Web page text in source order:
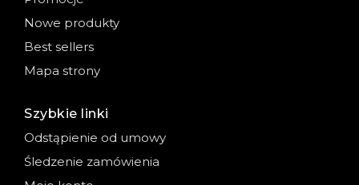
Nowe produkty
Best sellers
Mapa strony
Szybkie linki
Odstąpienie od umowy
Śledzenie zamówienia